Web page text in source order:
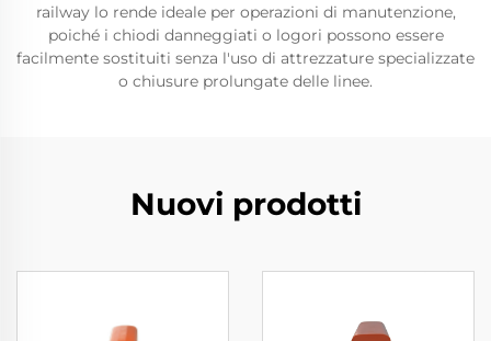
railway lo rende ideale per operazioni di manutenzione,
poiché i chiodi danneggiati o logori possono essere
facilmente sostituiti senza l'uso di attrezzature specializzate
o chiusure prolungate delle linee.
Nuovi prodotti